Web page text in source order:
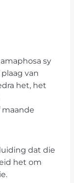
sy
van
het, het
maande
dat die
het om